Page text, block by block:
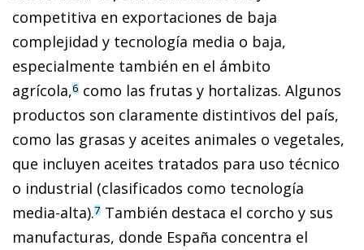
competitiva en exportaciones de baja
complejidad y tecnología media o baja,
especialmente también en el ámbito
agrícola,6 como las frutas y hortalizas. Algunos
productos son claramente distintivos del país,
como las grasas y aceites animales o vegetales,
que incluyen aceites tratados para uso técnico
o industrial (clasificados como tecnología
media-alta).7 También destaca el corcho y sus
manufacturas, donde España concentra el